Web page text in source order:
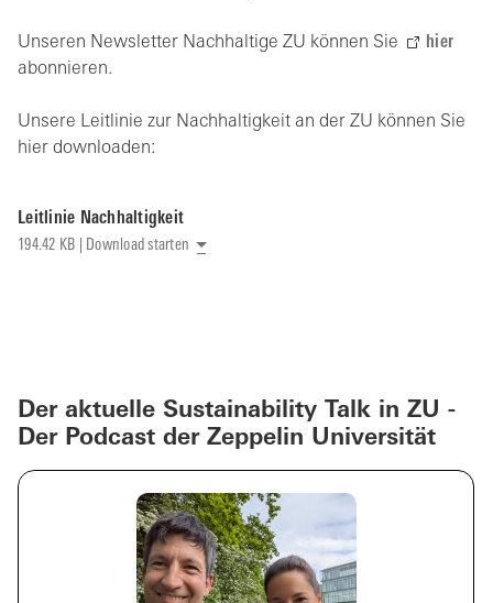
Unseren Newsletter Nachhaltige ZU können Sie
hier
abonnieren.
Unsere Leitlinie zur Nachhaltigkeit an der ZU können Sie
hier downloaden:
Leitlinie Nachhaltigkeit
194.42 KB | Download starten
Der aktuelle Sustainability Talk in ZU -
Der Podcast der Zeppelin Universität